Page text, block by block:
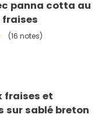
panna cotta au
(16 notes)
fraises et
sur sablé breton